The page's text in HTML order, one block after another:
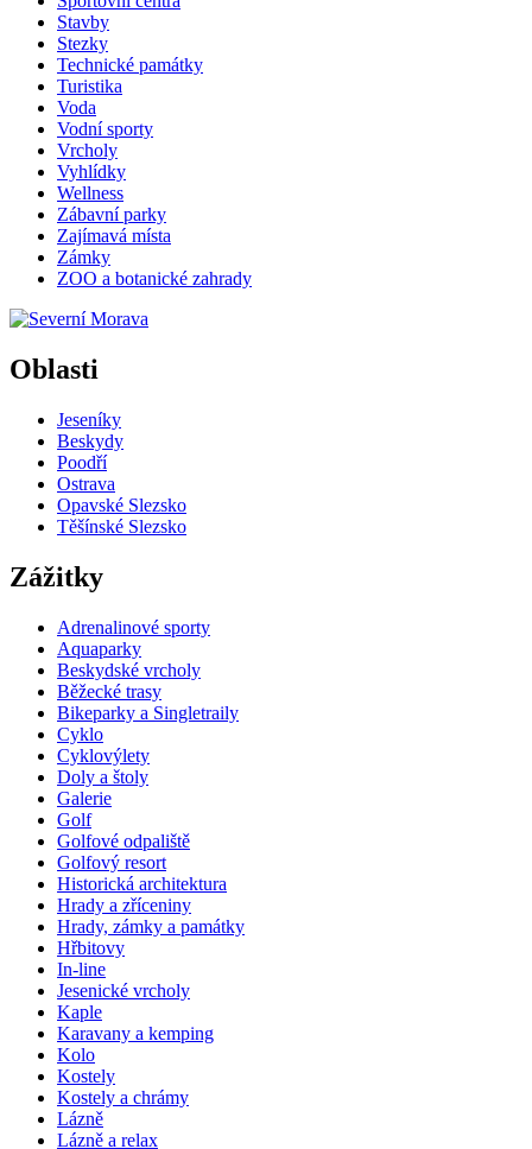
Stavby
Stezky
Technické památky
Turistika
Voda
Vodní sporty
Vrcholy
Vyhlídky
Wellness
Zábavní parky
Zajímavá místa
Zámky
ZOO a botanické zahrady
Oblasti
Jeseníky
Beskydy
Poodří
Ostrava
Opavské Slezsko
Těšínské Slezsko
Zážitky
Adrenalinové sporty
Aquaparky
Beskydské vrcholy
Běžecké trasy
Bikeparky a Singletraily
Cyklo
Cyklovýlety
Doly a štoly
Galerie
Golf
Golfové odpaliště
Golfový resort
Historická architektura
Hrady a zříceniny
Hrady, zámky a památky
Hřbitovy
In-line
Jesenické vrcholy
Kaple
Karavany a kemping
Kolo
Kostely
Kostely a chrámy
Lázně
Lázně a relax